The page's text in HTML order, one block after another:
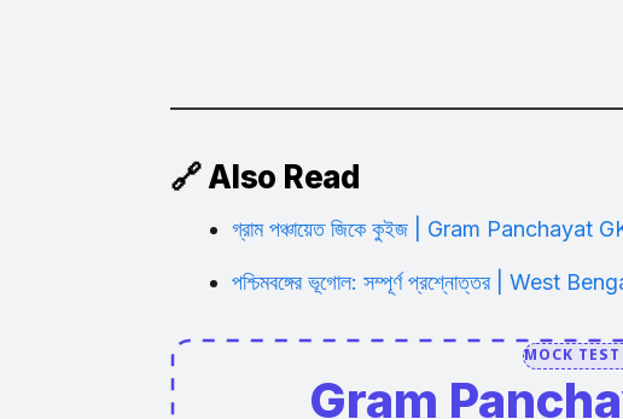
🔗 Also Read
গ্রাম পঞ্চায়েত জিকে কুইজ | Gram
পশ্চিমবঙ্গের ভূগোল: সম্পূর্ণ প্রশ্নোত্তর | West
MOCK
Gram